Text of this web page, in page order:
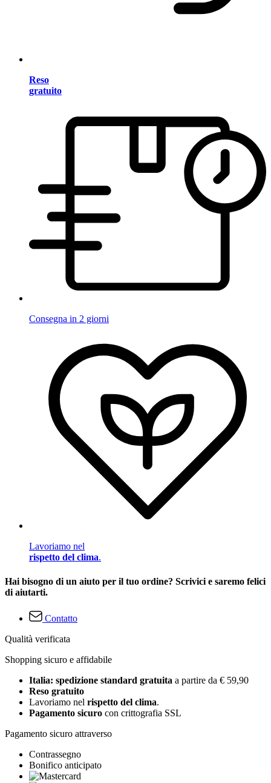
Reso
gratuito
Consegna in 2 giorni
Lavoriamo nel
rispetto del clima.
Hai bisogno di un aiuto per il tuo ordine? Scrivici e saremo felici
di aiutarti.
Contatto
Qualità verificata
Shopping sicuro e affidabile
Italia: spedizione standard gratuita a partire da € 59,90
Reso gratuito
Lavoriamo nel rispetto del clima.
Pagamento sicuro con crittografia SSL
Pagamento sicuro attraverso
Contrassegno
Bonifico anticipato